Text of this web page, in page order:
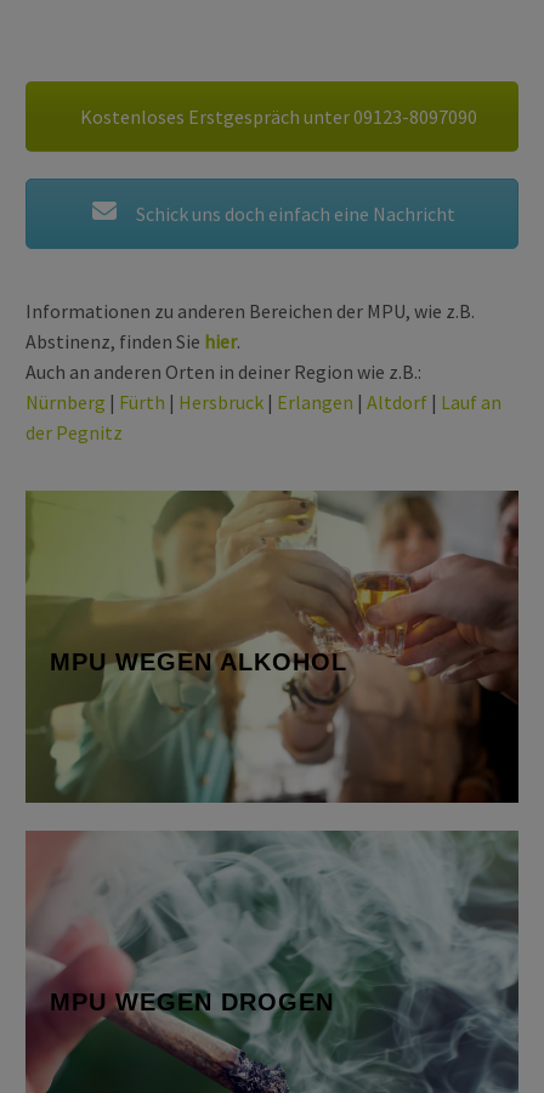
Kostenloses Erstgespräch unter 09123-8097090
Schick uns doch einfach eine Nachricht
Informationen zu anderen Bereichen der MPU, wie z.B.
Abstinenz, finden Sie hier.
Auch an anderen Orten in deiner Region wie z.B.:
Nürnberg | Fürth | Hersbruck | Erlangen | Altdorf | Lauf an
der Pegnitz
MPU WEGEN ALKOHOL
MPU WEGEN ALKOHOL
bei einer Alkoholfahrt ab 1,6 Promille Alkohol im
Blut oder…
Mehr erfahren
MPU WEGEN DROGEN
MPU WEGEN DROGEN
Abhängigkeiten von Stoffen, die dem
Betäubungsmittelgesetz (BtmG) unterliegen…
Mehr erfahren